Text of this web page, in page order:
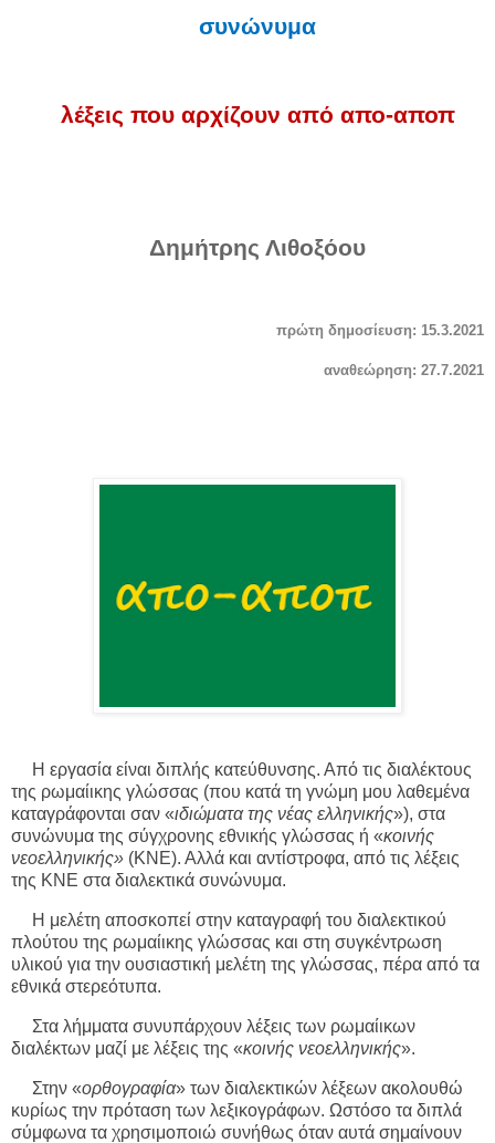
συνώνυμα
λέξεις που αρχίζουν από απο-αποπ
Δημήτρης Λιθοξόου
πρώτη δημοσίευση: 15.3.2021
αναθεώρηση: 27.7.2021
Η εργασία είναι διπλής κατεύθυνσης. Από τις διαλέκτους
της ρωμαίικης γλώσσας (που κατά τη γνώμη μου λαθεμένα
καταγράφονται σαν «ιδιώματα της νέας ελληνικής»), στα
συνώνυμα της σύγχρονης εθνικής γλώσσας ή «κοινής
νεοελληνικής» (ΚΝΕ). Αλλά και αντίστροφα, από τις λέξεις
της ΚΝΕ στα διαλεκτικά συνώνυμα.
Η μελέτη αποσκοπεί στην καταγραφή του διαλεκτικού
πλούτου της ρωμαίικης γλώσσας και στη συγκέντρωση
υλικού για την ουσιαστική μελέτη της γλώσσας, πέρα από τα
εθνικά στερεότυπα.
Στα λήμματα συνυπάρχουν λέξεις των ρωμαίικων
διαλέκτων μαζί με λέξεις της «κοινής νεοελληνικής».
Στην «ορθογραφία» των διαλεκτικών λέξεων ακολουθώ
κυρίως την πρόταση των λεξικογράφων. Ωστόσο τα διπλά
σύμφωνα τα χρησιμοποιώ συνήθως όταν αυτά σημαίνουν